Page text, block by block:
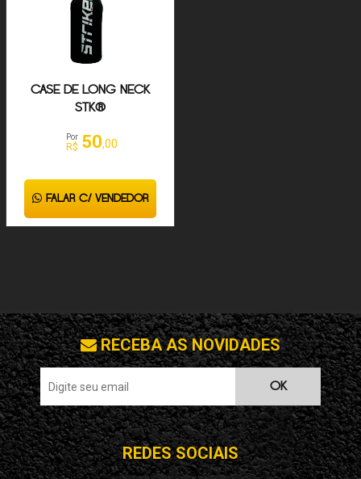
CASE DE LONG NECK
STK®
Por
R$ 50,00
FALAR C/ VENDEDOR
RECEBA AS NOVIDADES
OK
REDES SOCIAIS